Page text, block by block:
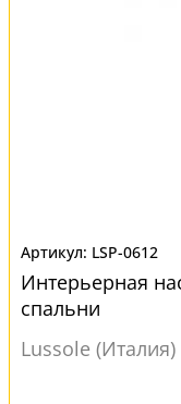
LSP-0612
Интерьерная
спальни
Lussole (Италия)